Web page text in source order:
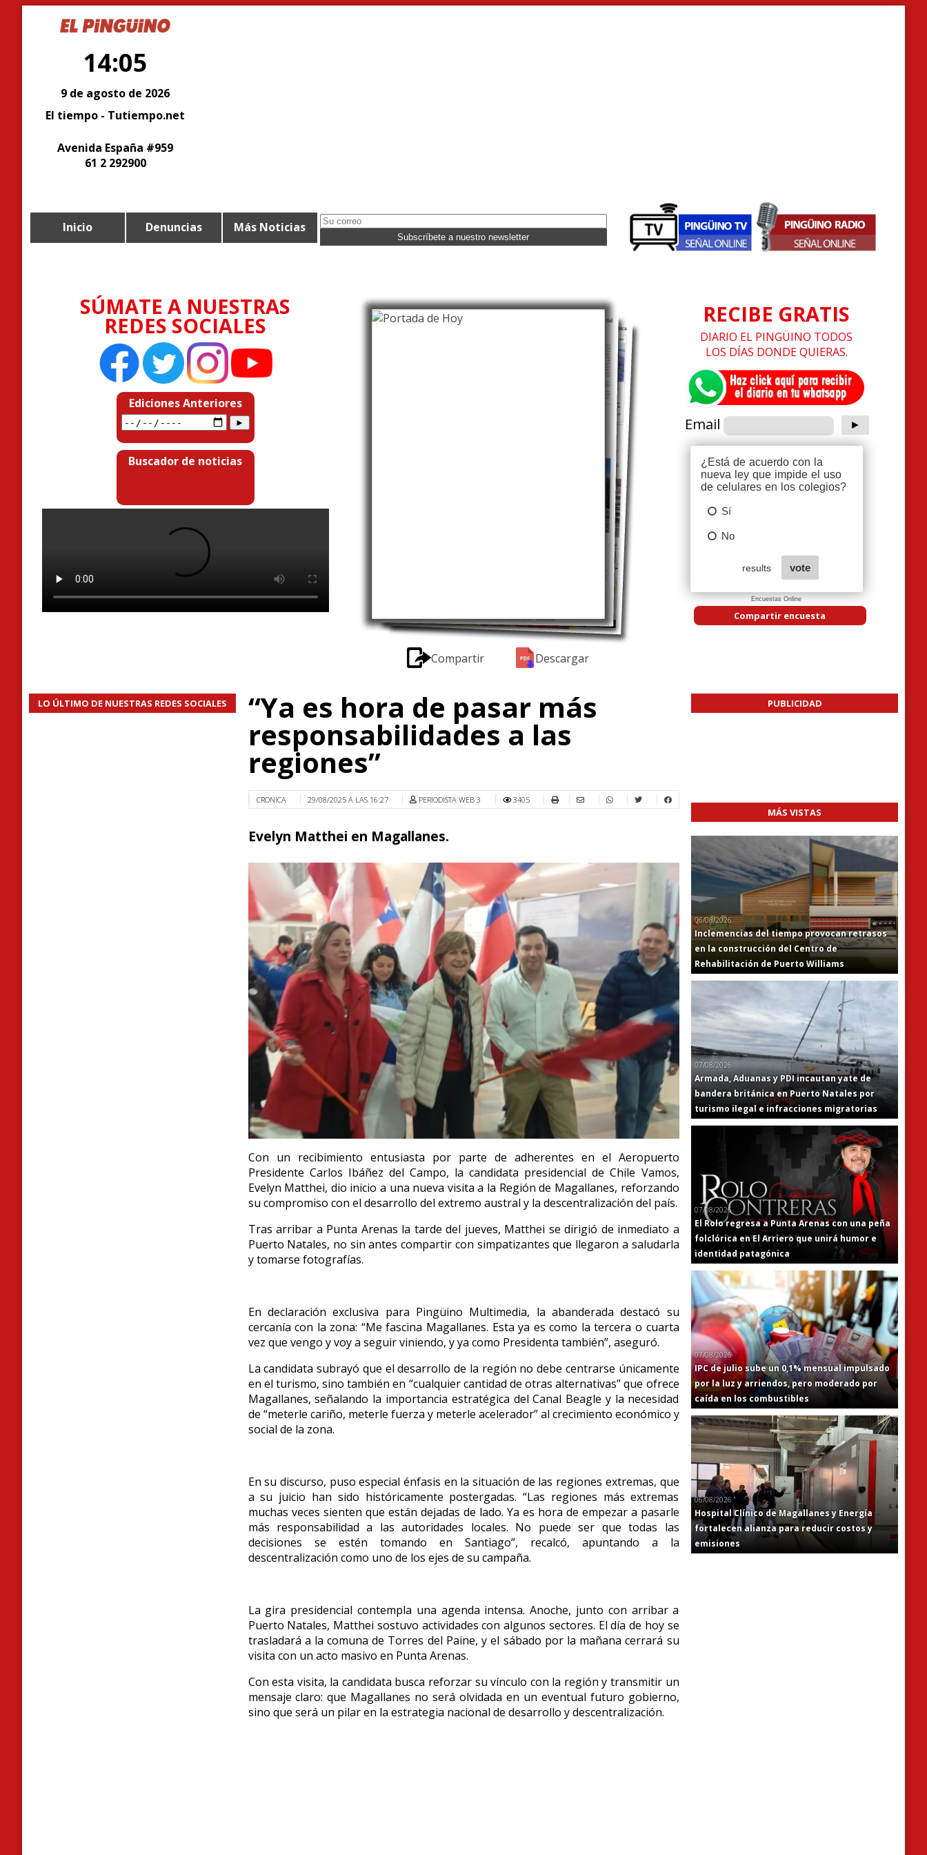
14:05
9 de agosto de 2026
El tiempo - Tutiempo.net
Avenida España #959
61 2 292900
Inicio Denuncias Más Noticias
SÚMATE A NUESTRAS
REDES SOCIALES
Ediciones Anteriores
Buscador de noticias
Compartir Descargar
RECIBE GRATIS
DIARIO EL PINGÜINO TODOS
LOS DÍAS DONDE QUIERAS.
Email
Encuestas Online
Compartir encuesta
LO ÚLTIMO DE NUESTRAS REDES SOCIALES “Ya es hora de pasar más
responsabilidades a las
regiones”
CRONICA 29/08/2025 A LAS 16:27 PERIODISTA WEB 3 3405
Evelyn Matthei en Magallanes.
Con un recibimiento entusiasta por parte de adherentes en el Aeropuerto
Presidente Carlos Ibáñez del Campo, la candidata presidencial de Chile Vamos,
Evelyn Matthei, dio inicio a una nueva visita a la Región de Magallanes, reforzando
su compromiso con el desarrollo del extremo austral y la descentralización del país.
Tras arribar a Punta Arenas la tarde del jueves, Matthei se dirigió de inmediato a
Puerto Natales, no sin antes compartir con simpatizantes que llegaron a saludarla
y tomarse fotografías.
En declaración exclusiva para Pingüino Multimedia, la abanderada destacó su
cercanía con la zona: “Me fascina Magallanes. Esta ya es como la tercera o cuarta
vez que vengo y voy a seguir viniendo, y ya como Presidenta también”, aseguró.
La candidata subrayó que el desarrollo de la región no debe centrarse únicamente
en el turismo, sino también en “cualquier cantidad de otras alternativas” que ofrece
Magallanes, señalando la importancia estratégica del Canal Beagle y la necesidad
de “meterle cariño, meterle fuerza y meterle acelerador” al crecimiento económico y
social de la zona.
En su discurso, puso especial énfasis en la situación de las regiones extremas, que
a su juicio han sido históricamente postergadas. “Las regiones más extremas
muchas veces sienten que están dejadas de lado. Ya es hora de empezar a pasarle
más responsabilidad a las autoridades locales. No puede ser que todas las
decisiones se estén tomando en Santiago”, recalcó, apuntando a la
descentralización como uno de los ejes de su campaña.
La gira presidencial contempla una agenda intensa. Anoche, junto con arribar a
Puerto Natales, Matthei sostuvo actividades con algunos sectores. El día de hoy se
trasladará a la comuna de Torres del Paine, y el sábado por la mañana cerrará su
visita con un acto masivo en Punta Arenas.
Con esta visita, la candidata busca reforzar su vínculo con la región y transmitir un
mensaje claro: que Magallanes no será olvidada en un eventual futuro gobierno,
sino que será un pilar en la estrategia nacional de desarrollo y descentralización.
PUBLICIDAD
MÁS VISTAS
06/08/2026
Inclemencias del tiempo provocan retrasos
en la construcción del Centro de
Rehabilitación de Puerto Williams
07/08/2026
Armada, Aduanas y PDI incautan yate de
bandera británica en Puerto Natales por
turismo ilegal e infracciones migratorias
07/08/2026
El Rolo regresa a Punta Arenas con una peña
folclórica en El Arriero que unirá humor e
identidad patagónica
07/08/2026
IPC de julio sube un 0,1% mensual impulsado
por la luz y arriendos, pero moderado por
caída en los combustibles
06/08/2026
Hospital Clínico de Magallanes y Energía
fortalecen alianza para reducir costos y
emisiones